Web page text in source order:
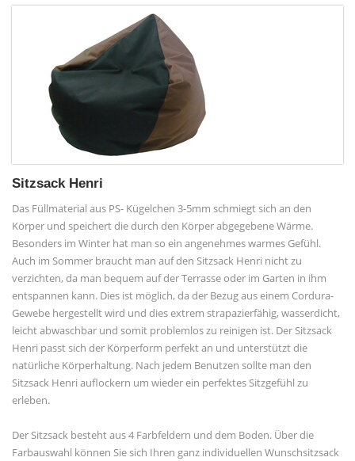
Sitzsack Henri
Das Füllmaterial aus PS- Kügelchen 3-5mm schmiegt sich an den
Körper und speichert die durch den Körper abgegebene Wärme.
Besonders im Winter hat man so ein angenehmes warmes Gefühl.
Auch im Sommer braucht man auf den Sitzsack Henri nicht zu
verzichten, da man bequem auf der Terrasse oder im Garten in ihm
entspannen kann. Dies ist möglich, da der Bezug aus einem Cordura-
Gewebe hergestellt wird und dies extrem strapazierfähig, wasserdicht,
leicht abwaschbar und somit problemlos zu reinigen ist. Der Sitzsack
Henri passt sich der Körperform perfekt an und unterstützt die
natürliche Körperhaltung. Nach jedem Benutzen sollte man den
Sitzsack Henri auflockern um wieder ein perfektes Sitzgefühl zu
erleben.
Der Sitzsack besteht aus 4 Farbfeldern und dem Boden. Über die
Farbauswahl können Sie sich Ihren ganz individuellen Wunschsitzsack